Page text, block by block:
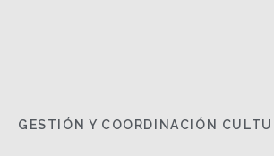
GESTIÓN Y COORDINACIÓN